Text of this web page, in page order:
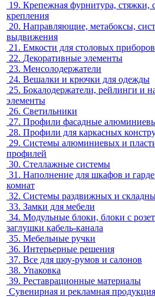
19. Крепежная фурнитура, стяжки,
крепления
20. Направляющие, метабоксы,
выдвижения
21. Емкости для столовых приборов
22. Декоративные элементы
23. Менсолодержатели
24. Вешалки и крючки для одежды
25. Бокалодержатели, рейлинги и
элементы
26. Светильники
27. Профили фасадные
28. Профили для каркасных
29. Системы алюминиевых и
профилей
30. Стеллажные системы
31. Наполнение для шкафов и
комнат
32. Системы раздвижных и
33. Замки для мебели
34. Модульные блоки, блоки с
заглушки кабель-канала
35. Мебельные ручки
36. Интерьерные решения
37. Все для шоу-румов и салонов
38. Упаковка
39. Реставрационные материалы
Сувенирная и рекламная продукция